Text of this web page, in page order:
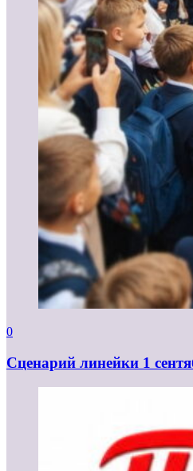
0
Cценарий линейки 1